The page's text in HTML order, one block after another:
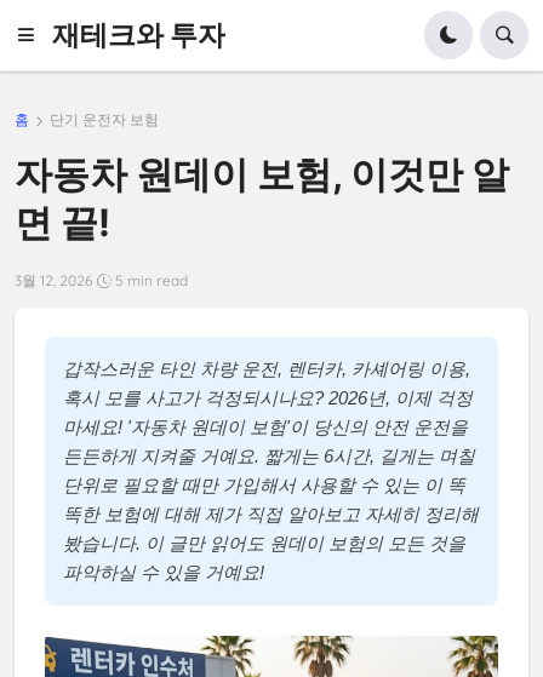
재테크와 투자
홈 단기 운전자 보험
자동차 원데이 보험, 이것만 알
면 끝!
3월 12, 2026 5 min read
갑작스러운 타인 차량 운전, 렌터카, 카셰어링 이용,
혹시 모를 사고가 걱정되시나요? 2026년, 이제 걱정
마세요! '자동차 원데이 보험'이 당신의 안전 운전을
든든하게 지켜줄 거예요. 짧게는 6시간, 길게는 며칠
단위로 필요할 때만 가입해서 사용할 수 있는 이 똑
똑한 보험에 대해 제가 직접 알아보고 자세히 정리해
봤습니다. 이 글만 읽어도 원데이 보험의 모든 것을
파악하실 수 있을 거예요!